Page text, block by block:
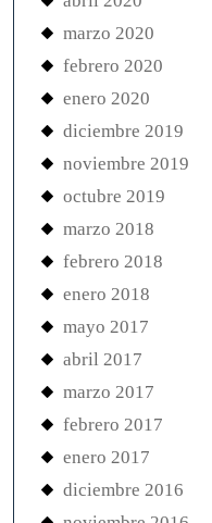
marzo 2020
febrero 2020
enero 2020
diciembre 2019
noviembre 2019
octubre 2019
marzo 2018
febrero 2018
enero 2018
mayo 2017
abril 2017
marzo 2017
febrero 2017
enero 2017
diciembre 2016